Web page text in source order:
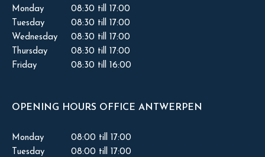
Monday
08:30 till 17:00
Tuesday
08:30 till 17:00
Wednesday
08:30 till 17:00
Thursday
08:30 till 17:00
Friday
08:30 till 16:00
OPENING HOURS OFFICE ANTWERPEN
Monday
08:00 till 17:00
Tuesday
08:00 till 17:00